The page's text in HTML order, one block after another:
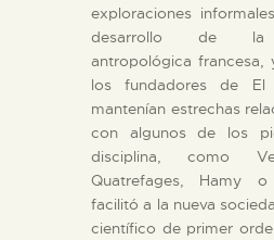
EL MUSEO
COLECCIONES
DIDÁCTICA
exploraciones
desarrollo de la
antropológica francesa,
los fundadores de El
mantenían estrechas
con algunos de los
disciplina, como
Quatrefages, Hamy
facilitó a la nueva
científico de primer